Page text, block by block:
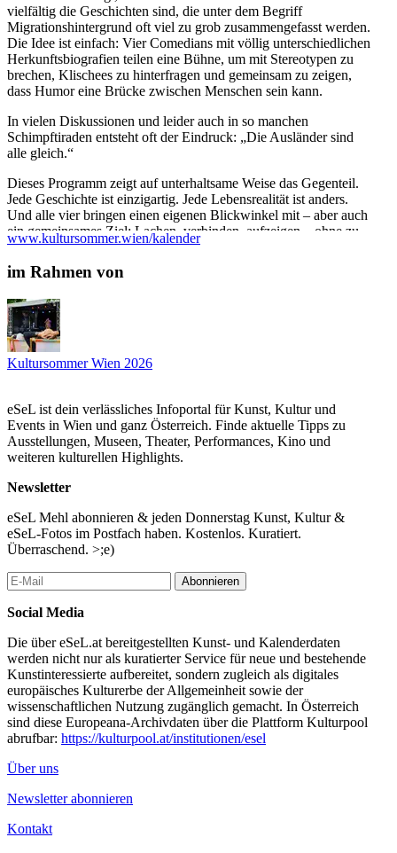
vielfältig die Geschichten sind, die unter dem Begriff
Migrationshintergrund oft viel zu grob zusammengefasst werden.
Die Idee ist einfach: Vier Comedians mit völlig unterschiedlichen
Herkunftsbiografien teilen eine Bühne, um mit Stereotypen zu
brechen, Klischees zu hinterfragen und gemeinsam zu zeigen,
dass Humor eine Brücke zwischen Menschen sein kann.
In vielen Diskussionen und leider auch in so manchen
Schimpftiraden entsteht oft der Eindruck: „Die Ausländer sind
alle gleich.“
Dieses Programm zeigt auf unterhaltsame Weise das Gegenteil.
Jede Geschichte ist einzigartig. Jede Lebensrealität ist anders.
Und alle vier bringen einen eigenen Blickwinkel mit – aber auch
ein gemeinsames Ziel: Lachen, verbinden, aufzeigen – ohne zu
moralisieren.
Das Ensemble „Die Integrierten“:
aufgewachsen in Oberösterreich. Sein Humor entsteht aus dem
Spannungsfeld zwischen dörflicher katholischer Prägung,
arabischer Familienkultur und seiner queeren Identität. Er
verbindet Selbstironie mit warmherziger
Gesellschaftsbeobachtung.
Dennis Zinner – gebürtiger Rumäne, aufgewachsen in Österreich.
Dennis bringt eine direkte, pointierte Art auf die Bühne, in der er
über Außenseitermomente, Identitätssuche und vollkommen
absurde Alltagsbeobachtungen spricht, die zwischen
osteuropäischer Elternlogik und Steirischem Kernöl Schmäh
pendeln.
Mehdi – Sohn einer marokkanischen Mutter und eines Schweizer
Vaters. Seine Herkunft ist bereits eine eigene Comedy-Premisse:
die Mischung aus nordafrikanischer Wärme, Schweizer Präzision
und heimischer Realität. Er erzählt von kulturellen
Erwartungshaltungen, Integrationsmythen und den kleinen
Missverständnissen, die im Alltag so komisch sein können.
Studieren nach Österreich gekommen ist. Ihre Perspektive bricht
gleich mehrere Klischees zugleich: hochgebildet, humorvoll,
selbstbestimmt und mit einem feinen Blick für die Absurditäten
der österreichischen Bürokratie sowie die Schönheit und
Herausforderungen eines Lebens zwischen zwei Sprachen.
Besetzung
Comedian: Sebastian Humi
Comedian: Dennis Zinner
Comedienne: Nibal
...Mehr lesen
www.kultursommer.wien/kalender
im Rahmen von
Kultursommer Wien 2026
eSeL ist dein verlässliches Infoportal für Kunst, Kultur und
Events in Wien und ganz Österreich. Finde aktuelle Tipps zu
Ausstellungen, Museen, Theater, Performances, Kino und
weiteren kulturellen Highlights.
Newsletter
eSeL Mehl abonnieren & jeden Donnerstag Kunst, Kultur &
eSeL-Fotos im Postfach haben. Kostenlos. Kuratiert.
Überraschend. >;e)
Abonnieren
Social Media
Die über eSeL.at bereitgestellten Kunst- und Kalenderdaten
werden nicht nur als kuratierter Service für neue und bestehende
Kunstinteressierte aufbereitet, sondern zugleich als digitales
europäisches Kulturerbe der Allgemeinheit sowie der
wissenschaftlichen Nutzung zugänglich gemacht. In Österreich
sind diese Europeana-Archivdaten über die Plattform Kulturpool
abrufbar: https://kulturpool.at/institutionen/esel
Über uns
Newsletter abonnieren
Kontakt